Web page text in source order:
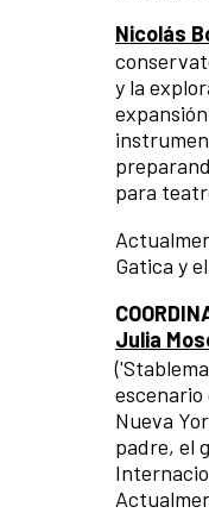
Nicolás
y la
para
Gatica y
Julia
escenario
Nueva
padre, el